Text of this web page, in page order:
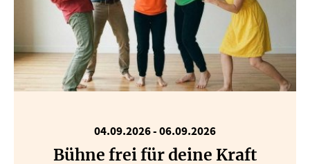
04.09.2026-06.09.2026
Bühne frei für deine Kraft